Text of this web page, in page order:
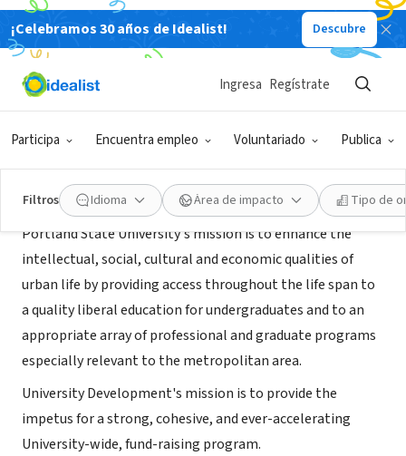
¡Celebramos 30 años de Idealist! Descubre
Participa Encuentra empleo Voluntariado Publica
Ingresa Regístrate
Filtros Idioma Área de impacto Tipo de
ORGANIZACIÓN SIN FIN DE LUCRO
Portland State University
Acerca de
Portland State University's mission is to enhance the
intellectual, social, cultural and economic qualities of
urban life by providing access throughout the life span to
a quality liberal education for undergraduates and to an
appropriate array of professional and graduate programs
especially relevant to the metropolitan area.
University Development's mission is to provide the
impetus for a strong, cohesive, and ever-accelerating
University-wide, fund-raising program.